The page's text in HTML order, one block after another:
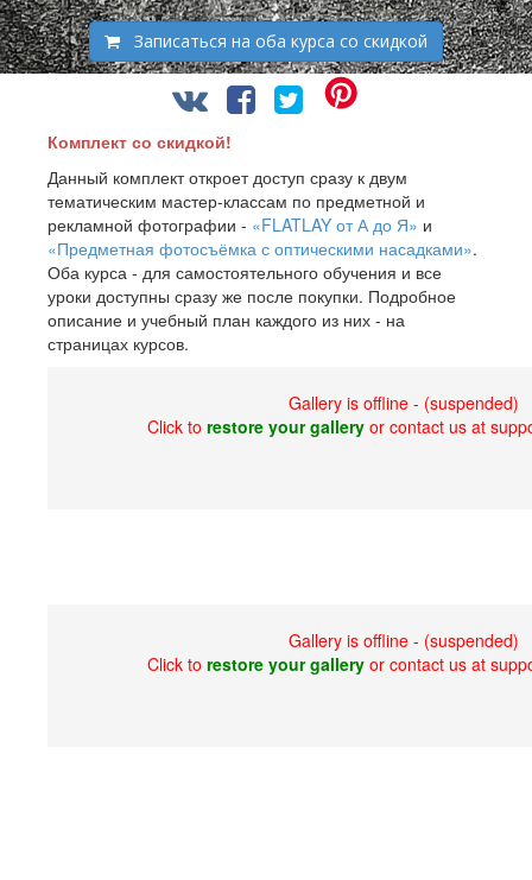
Записаться на оба курса со скидкой
Комплект со скидкой!
Данный комплект откроет доступ сразу к двум
тематическим мастер-классам по предметной и
рекламной фотографии - «FLATLAY от А до Я» и
«Предметная фотосъёмка с оптическими насадками».
Оба курса - для самостоятельного обучения и все
уроки доступны сразу же после покупки. Подробное
описание и учебный план каждого из них - на
страницах курсов.
Gallery is offline - (suspended)
Click torestore your gallery or contact us at
Gallery is offline - (suspended)
Click torestore your gallery or contact us at